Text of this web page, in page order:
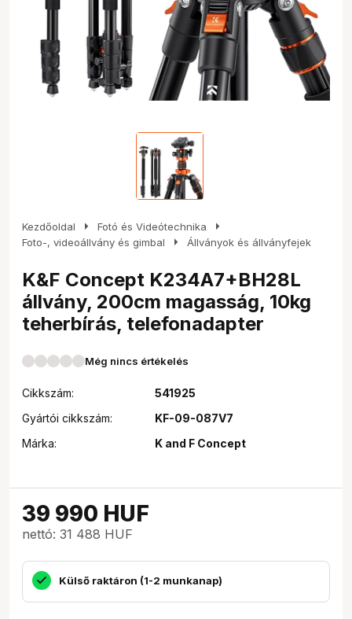
Kezdőoldal arrow_right Fotó és Videótechnika arrow_right
Foto-, videoállvány és gimbal arrow_right Állványok és állványfejek
K&F Concept K234A7+BH28L
állvány, 200cm magasság, 10kg
teherbírás, telefonadapter
Még nincs értékelés
Cikkszám:
541925
Gyártói cikkszám:
KF-09-087V7
Márka:
K and F Concept
39 990 HUF
nettó: 31 488 HUF
Külső raktáron (1-2 munkanap)